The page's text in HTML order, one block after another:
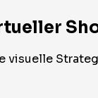
visuelle